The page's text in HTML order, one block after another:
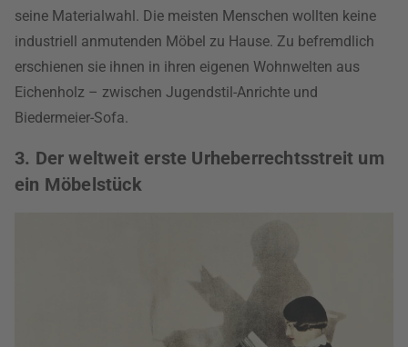
seine Materialwahl. Die meisten Menschen wollten keine
industriell anmutenden Möbel zu Hause. Zu befremdlich
erschienen sie ihnen in ihren eigenen Wohnwelten aus
Eichenholz – zwischen Jugendstil-Anrichte und
Biedermeier-Sofa.
3. Der weltweit erste Urheberrechtsstreit um
ein Möbelstück